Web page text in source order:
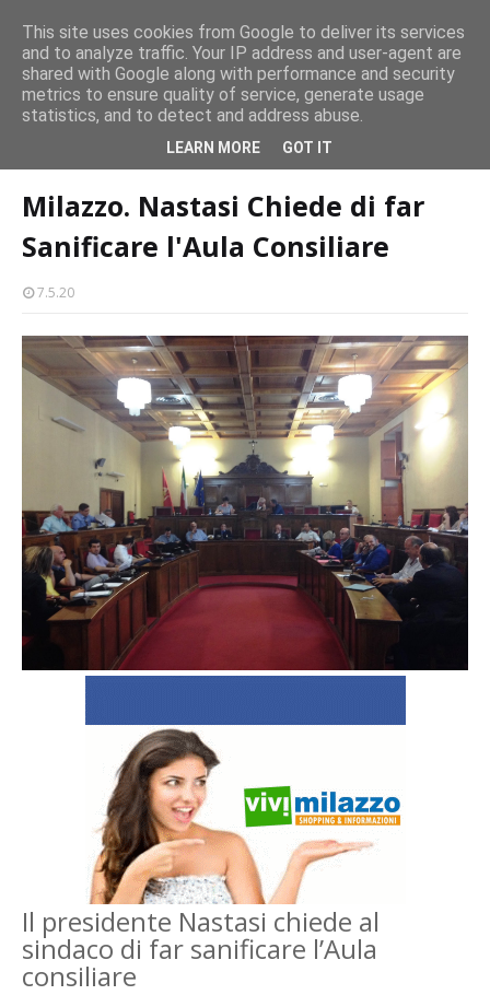
CASTELLO-MILAZZO
Milazzo 28ª Sagra del Pesce a Vaccarella: il programma
EVENTI
coronavirus Milazzo. Nastasi Chiede di far Sanificare
Milazzo. Nastasi Chiede di far
Sanificare l'Aula Consiliare
7.5.20
Il presidente Nastasi chiede al
sindaco di far sanificare l’Aula
consiliare
This site uses cookies from Google to deliver its services
and to analyze traffic. Your IP address and user-agent are
shared with Google along with performance and security
metrics to ensure quality of service, generate usage
statistics, and to detect and address abuse.
LEARN MORE GOT IT